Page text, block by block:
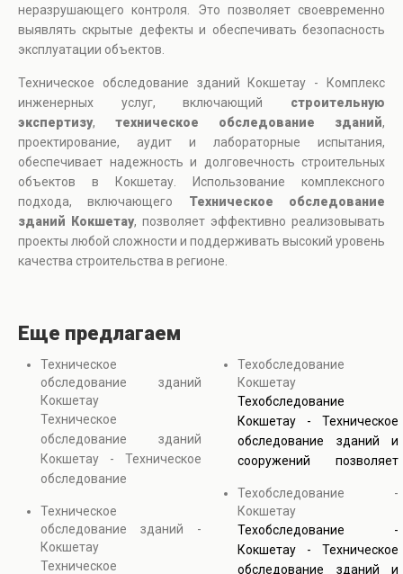
неразрушающего контроля. Это позволяет своевременно
выявлять скрытые дефекты и обеспечивать безопасность
эксплуатации объектов.
Техническое обследование зданий Кокшетау - Комплекс
инженерных услуг, включающий строительную
экспертизу, техническое обследование зданий,
проектирование, аудит и лабораторные испытания,
обеспечивает надежность и долговечность строительных
объектов в Кокшетау. Использование комплексного
подхода, включающего Техническое обследование
зданий Кокшетау, позволяет эффективно реализовывать
проекты любой сложности и поддерживать высокий уровень
качества строительства в регионе.
Еще предлагаем
Техническое
обследование зданий
Кокшетау
Техническое
обследование зданий
Кокшетау - Техническое
обследование
на диагностику состояния
зданий с применением
инструментальных и
Техническое
обследование зданий -
Кокшетау
Техническое
Техобследование
Кокшетау
Техобследование
Кокшетау - Техническое
обследование зданий и
сооружений позволяет
информацию о состоянии
конструкций и
инженерных систем. Оно
включает проверку
Техобследование -
Кокшетау
Техобследование -
Кокшетау - Техническое
обследование зданий и